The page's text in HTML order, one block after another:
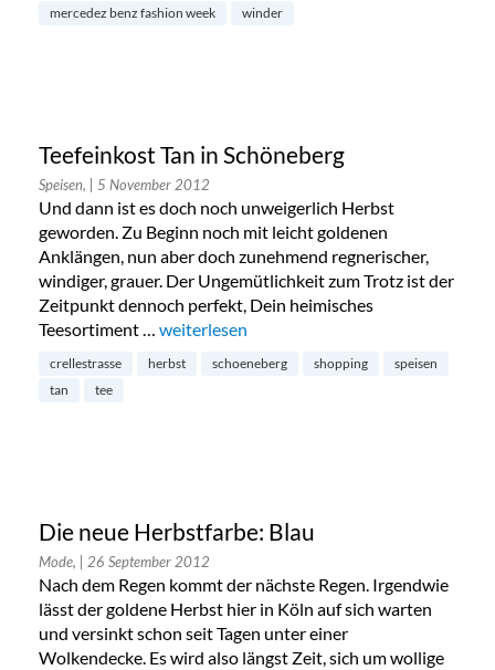
mercedez benz fashion week winder
Teefeinkost Tan in Schöneberg
Speisen, | 5 November 2012
Und dann ist es doch noch unweigerlich Herbst
geworden. Zu Beginn noch mit leicht goldenen
Anklängen, nun aber doch zunehmend regnerischer,
windiger, grauer. Der Ungemütlichkeit zum Trotz ist der
Zeitpunkt dennoch perfekt, Dein heimisches
Teesortiment … „Teefeinkost Tan in Schöneberg“
weiterlesen
crellestrasse herbst schoeneberg shopping
speisen
tan
tee
Die neue Herbstfarbe: Blau
Mode, | 26 September 2012
Nach dem Regen kommt der nächste Regen. Irgendwie
lässt der goldene Herbst hier in Köln auf sich warten
und versinkt schon seit Tagen unter einer
Wolkendecke. Es wird also längst Zeit, sich um wollige